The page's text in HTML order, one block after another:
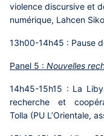
violence discursive et
numérique, Lahcen
13h00-14h45 : Pause
Panel 5 : Nouvelles
14h45-15h15 : La
recherche et
Tolla (PU L’Orientale,